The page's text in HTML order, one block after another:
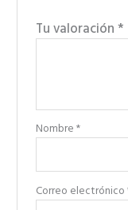
Tu valoración*
Nombre*
Correo electrónico